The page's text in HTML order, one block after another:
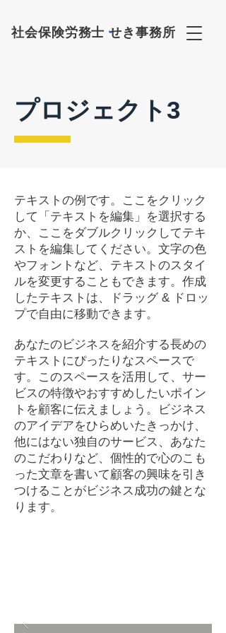
社会保険労務士せき事務所
プロジェクト3
テキストの例です。ここをクリック
して「テキストを編集」を選択する
か、ここをダブルクリックしてテキ
ストを編集してください。文字の色
やフォントなど、テキストのスタイ
ルを変更することもできます。作成
したテキストは、ドラッグ & ドロッ
プで自由に移動できます。
あなたのビジネスを紹介する長めの
テキストにぴったりなスペースで
す。このスペースを活用して、サー
ビスの特徴やおすすめしたいポイン
トを顧客に伝えましょう。ビジネス
のアイデアをひらめいたきっかけ、
他にはない独自のサービス、あなた
のこだわりなど、個性的で心のこも
った文章を書いて顧客の興味を引き
つけることがビジネス成功の鍵とな
ります。